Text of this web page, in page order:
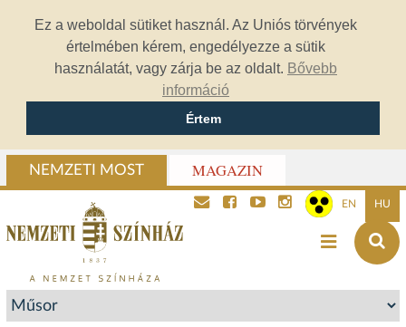
Ez a weboldal sütiket használ. Az Uniós törvények
értelmében kérem, engedélyezze a sütik
használatát, vagy zárja be az oldalt. Bővebb
információ
Értem
NEMZETI MOST MAGAZIN
EN HU